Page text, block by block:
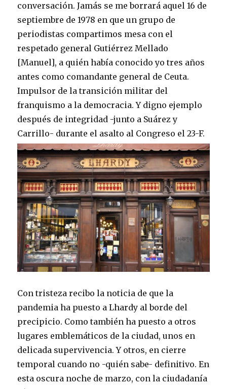
conversación. Jamás se me borrará aquel 16 de
septiembre de 1978 en que un grupo de
periodistas compartimos mesa con el
respetado general Gutiérrez Mellado
[Manuel], a quién había conocido yo tres años
antes como comandante general de Ceuta.
Impulsor de la transición militar del
franquismo a la democracia. Y digno ejemplo
después de integridad -junto a Suárez y
Carrillo- durante el asalto al Congreso el 23-F.
Con tristeza recibo la noticia de que la
pandemia ha puesto a Lhardy al borde del
precipicio. Como también ha puesto a otros
lugares emblemáticos de la ciudad, unos en
delicada supervivencia. Y otros, en cierre
temporal cuando no -quién sabe- definitivo. En
esta oscura noche de marzo, con la ciudadanía